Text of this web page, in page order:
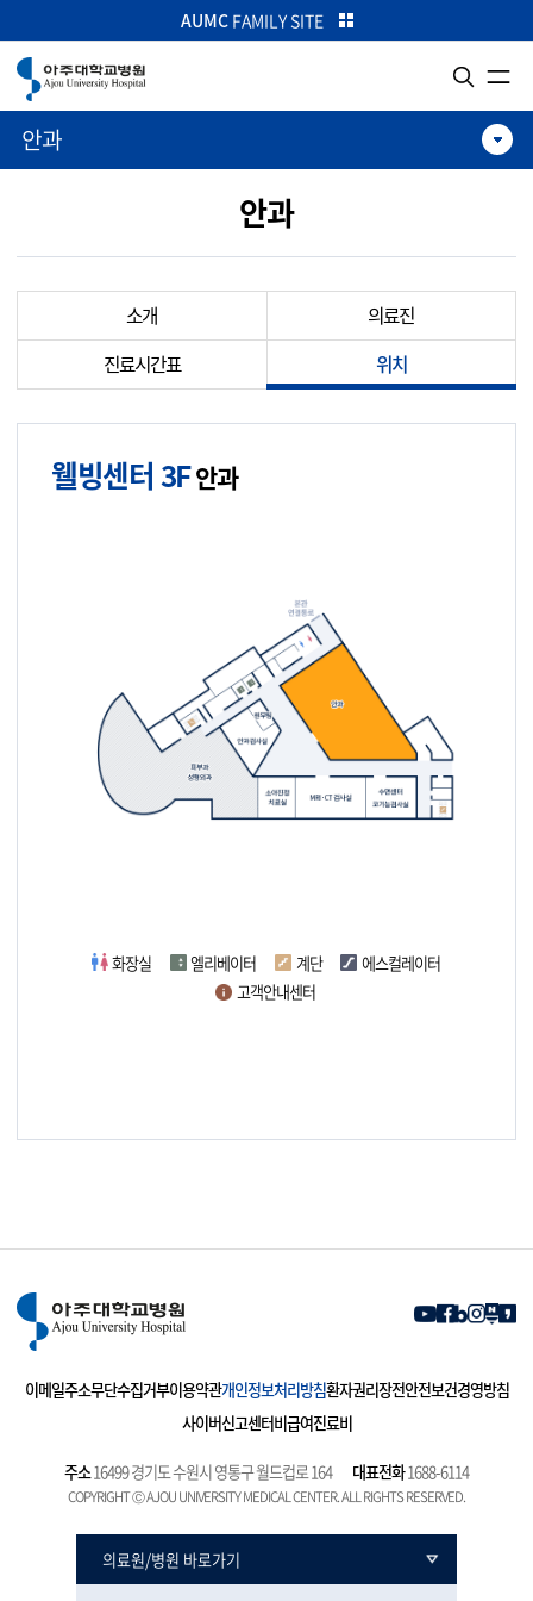
본문으로 가기
주메뉴로 가기
카피라이트로 가기
AUMCFAMILY SITE
안과
안과
소개
의료진
진료시간표
위치
웰빙센터 3F안과
화장실 엘리베이터 계단
에스컬레이터
고객안내센터
이메일주소무단수집거부이용약관개인정보처리방침환자권리장전안전보건경영방침
사이버신고센터비급여진료비
주소16499 경기도 수원시 영통구 월드컵로 164 대표전화1688-6114
COPYRIGHT Ⓒ AJOU UNIVERSITY MEDICAL CENTER. ALL RIGHTS RESERVED.
의료원/병원 바로가기